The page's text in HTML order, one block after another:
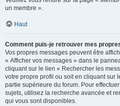
un membre ».
Haut
Comment puis-je retrouver mes
Vos propres messages peuvent être
« Afficher vos messages » dans le
cliquant sur le lien « Rechercher les
votre propre profil ou soit en cliquant sur
partie supérieure du forum. Pour
sujets, utilisez la recherche avancée et
qui vous sont disponibles.